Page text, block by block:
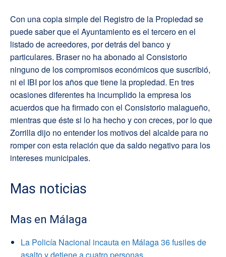
Con una copia simple del Registro de la Propiedad se
puede saber que el Ayuntamiento es el tercero en el
listado de acreedores, por detrás del banco y
particulares. Braser no ha abonado al Consistorio
ninguno de los compromisos económicos que suscribió,
ni el IBI por los años que tiene la propiedad. En tres
ocasiones diferentes ha incumplido la empresa los
acuerdos que ha firmado con el Consistorio malagueño,
mientras que éste si lo ha hecho y con creces, por lo que
Zorrilla dijo no entender los motivos del alcalde para no
romper con esta relación que da saldo negativo para los
intereses municipales.
Mas noticias
Mas en Málaga
La Policía Nacional incauta en Málaga 36 fusiles de